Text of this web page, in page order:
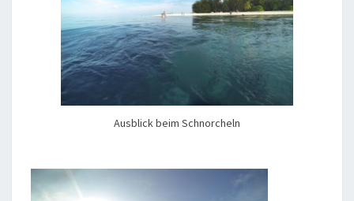
Ausblick beim Schnorcheln